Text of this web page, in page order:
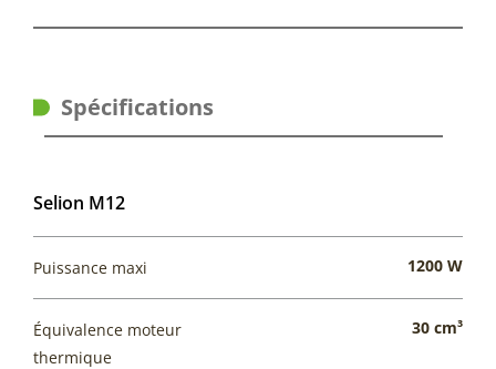
Spécifications
Selion M12
Puissance maxi 1200 W
Équivalence moteur
thermique
30 cm³